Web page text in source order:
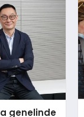
genelinde